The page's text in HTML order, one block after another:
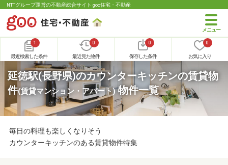
NTTグループ運営の不動産総合サイト goo住宅・不動産
1
最近検索した条件
0
最近見た物件
0
保存した条件
0
お気に入り
延徳駅(長野県)のカウンターキッチンの賃貸物
件(賃貸マンション・アパート)物件一覧
毎日の料理も楽しくなりそう
カウンターキッチンのある賃貸物件特集